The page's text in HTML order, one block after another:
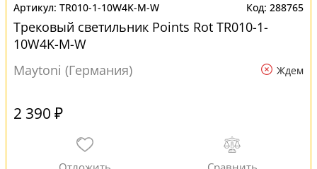
TR010-1-10W4K-M-W 288765
Трековый светильник Points Rot TR010-1-
10W4K-M-W
Maytoni (Германия)
Ждем
2 390 ₽